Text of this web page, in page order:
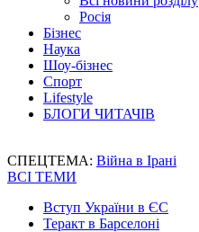
Росія
Бізнес
Наука
Шоу-бізнес
Спорт
Lifestyle
БЛОГИ ЧИТАЧІВ
СПЕЦТЕМА: Війна в Ірані
ВСІ ТЕМИ
Вступ України в ЄС
Теракт в Барселоні